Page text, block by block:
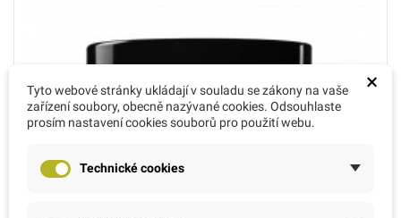
×
Tyto webové stránky ukládají v souladu se zákony na vaše
zařízení soubory, obecně nazývané cookies. Odsouhlaste
prosím nastavení cookies souborů pro použití webu.
Technické cookies